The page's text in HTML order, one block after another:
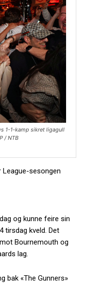
1-1-kamp sikret ligagull
/ NTB
League-sesongen
og kunne feire sin
tirsdag kveld. Det
Bournemouth og
lag.
bak «The Gunners»